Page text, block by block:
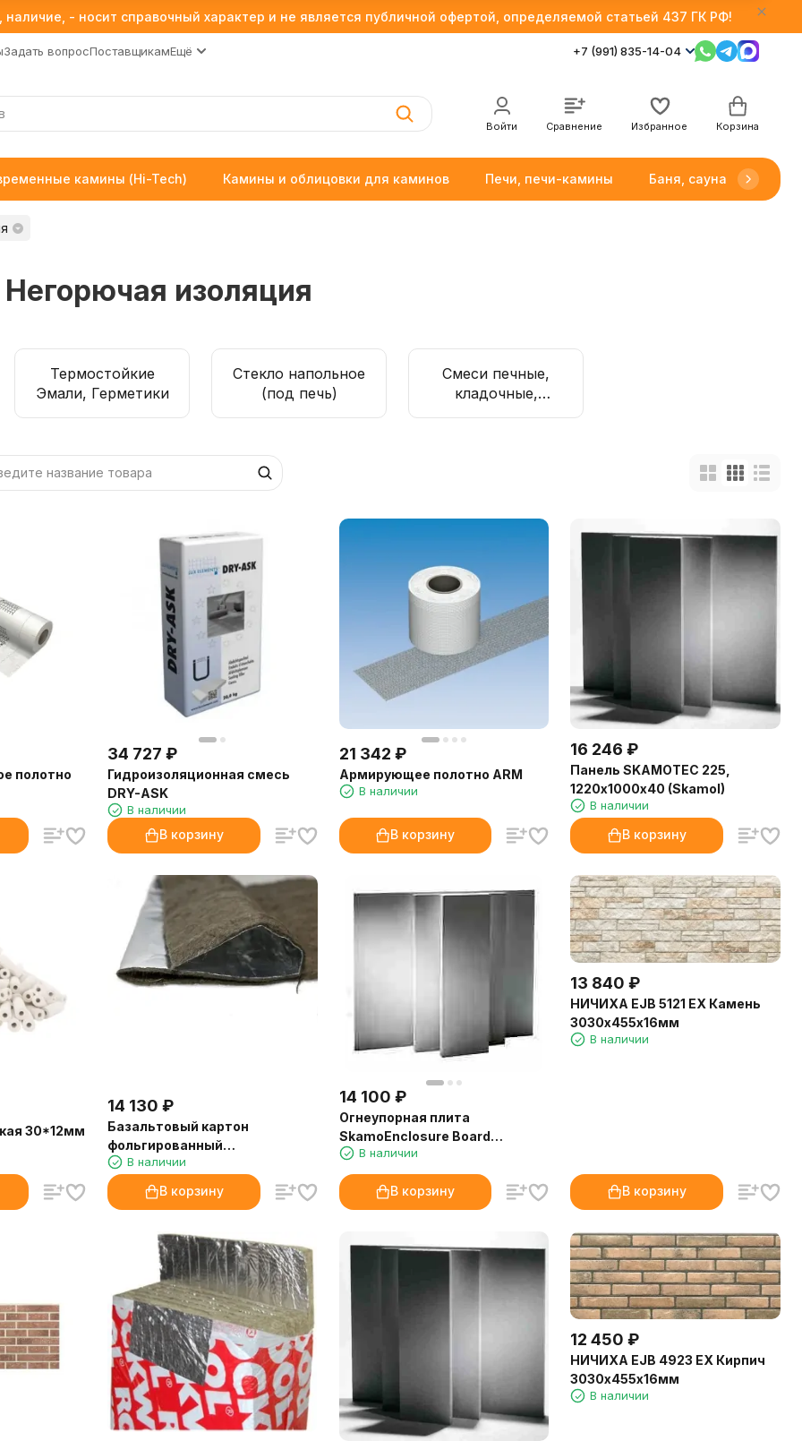
- носит справочный характер и не является публичной офертой, определяемой статьей 437 ГК РФ!
Задать вопросПоставщикамЕщё +7 (991) 835-14-04
Войти Сравнение Избранное Корзина
камины (Hi-Tech) Камины и облицовки для каминов Печи, печи-камины Баня, сауна
изоляция
Термостойкие
Эмали, Герметики
Стекло напольное
(под печь)
Смеси печные,
кладочные,
жаропрочные
полотно
34 727 ₽
Гидроизоляционная смесь
DRY-ASK
В наличии
В корзину
21 342 ₽
Армирующее полотно ARM
В наличии
В корзину
16 246 ₽
Панель SKAMOTEC 225,
1220х1000х40 (Skamol)
В наличии
В корзину
30*12мм
14 130 ₽
Базальтовый картон
фольгированный
1000х600х10мм (20шт/уп) (Б)
В наличии
В корзину
14 100 ₽
Огнеупорная плита
SkamoEnclosure Board
1220х1000х40 мм (Skamotec
225)
В наличии
В корзину
13 840 ₽
НИЧИХА EJB 5121 EX Камень
3030х455х16мм
В наличии
В корзину
12 450 ₽
НИЧИХА EJB 4923 EX Кирпич
3030х455х16мм
В наличии